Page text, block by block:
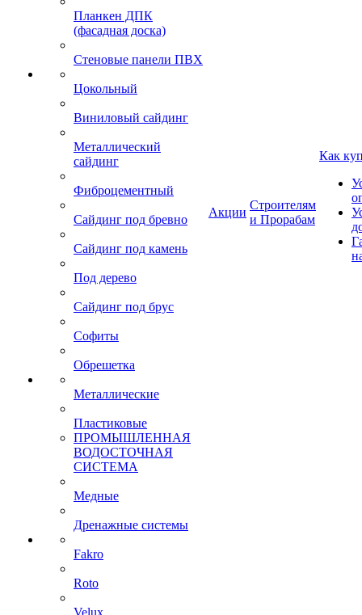
Планкен ДПК
(фасадная доска)
Стеновые панели ПВХ
Цокольный
Виниловый сайдинг
Металлический
сайдинг
Фиброцементный
Сайдинг под бревно
Сайдинг под камень
Под дерево
Сайдинг под брус
Софиты
Обрешетка
Металлические
Пластиковые
ПРОМЫШЛЕННАЯ
ВОДОСТОЧНАЯ
СИСТЕМА
Медные
Дренажные системы
Fakro
Roto
Velux
Акции
Строителям
и Прорабам
Как